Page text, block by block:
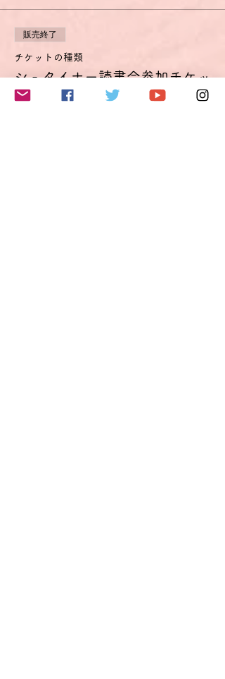
販売終了
チケットの種類
シュタイナー読書会参加チケッ
ト